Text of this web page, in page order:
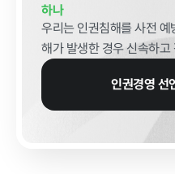
홍보마당
보도자료
하나
우리는 인권침해를 사전
해가 발생한 경우 신속하
인권경영 선